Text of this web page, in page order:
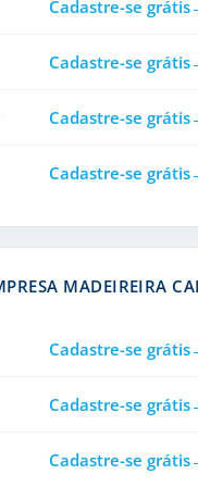
Cadastre-se grátis
Cadastre-se grátis
Cadastre-se grátis
Cadastre-se grátis
MADEIREIRA
Cadastre-se grátis
Cadastre-se grátis
Cadastre-se grátis